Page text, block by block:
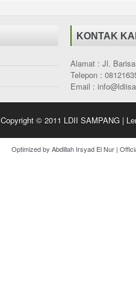
KONTAK
Alamat : Jl.
Telepon :
Email :
Copyright © 2011 LDII SAMPANG |
Optimized by Abdillah Irsyad El Nur |